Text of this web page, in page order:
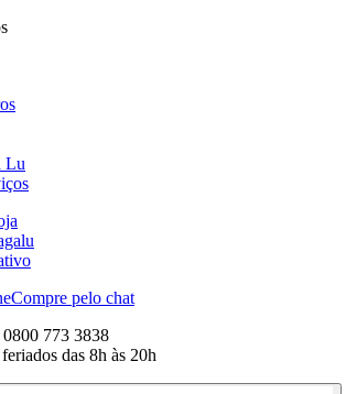
Lu
Compre pelo chat
773 3838
das 8h às 20h